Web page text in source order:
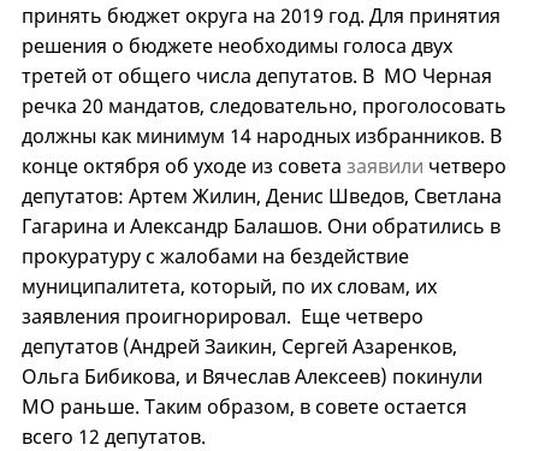
принять бюджет округа на 2019 год. Для принятия
решения о бюджете необходимы голоса двух
третей от общего числа депутатов. В МО Черная
речка 20 мандатов, следовательно, проголосовать
должны как минимум 14 народных избранников. В
конце октября об уходе из совета заявили четверо
депутатов: Артем Жилин, Денис Шведов, Светлана
Гагарина и Александр Балашов. Они обратились в
прокуратуру с жалобами на бездействие
муниципалитета, который, по их словам, их
заявления проигнорировал. Еще четверо
депутатов (Андрей Заикин, Сергей Азаренков,
Ольга Бибикова, и Вячеслав Алексеев) покинули
МО раньше. Таким образом, в совете остается
всего 12 депутатов.